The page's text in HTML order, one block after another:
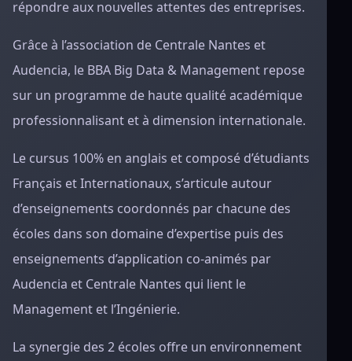
répondre aux nouvelles attentes des entreprises.
Grâce à l’association de Centrale Nantes et
Audencia, le BBA Big Data & Management repose
sur un programme de haute qualité académique
professionnalisant et à dimension internationale.
Le cursus 100% en anglais et composé d’étudiants
Français et Internationaux, s’articule autour
d’enseignements coordonnés par chacune des
écoles dans son domaine d’expertise puis des
enseignements d’application co-animés par
Audencia et Centrale Nantes qui lient le
Management et l’Ingénierie.
La synergie des 2 écoles offre un environnement